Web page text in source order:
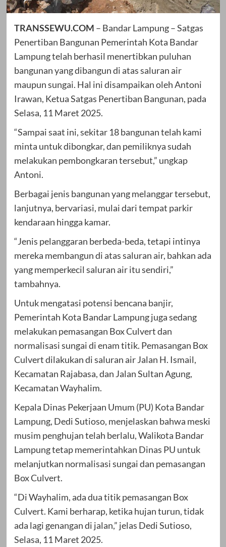
TRANSSEWU.COM – Bandar Lampung – Satgas
Penertiban Bangunan Pemerintah Kota Bandar
Lampung telah berhasil menertibkan puluhan
bangunan yang dibangun di atas saluran air
maupun sungai. Hal ini disampaikan oleh Antoni
Irawan, Ketua Satgas Penertiban Bangunan, pada
Selasa, 11 Maret 2025.
“Sampai saat ini, sekitar 18 bangunan telah kami
minta untuk dibongkar, dan pemiliknya sudah
melakukan pembongkaran tersebut,” ungkap
Antoni.
Berbagai jenis bangunan yang melanggar tersebut,
lanjutnya, bervariasi, mulai dari tempat parkir
kendaraan hingga kamar.
“Jenis pelanggaran berbeda-beda, tetapi intinya
mereka membangun di atas saluran air, bahkan ada
yang memperkecil saluran air itu sendiri,”
tambahnya.
Untuk mengatasi potensi bencana banjir,
Pemerintah Kota Bandar Lampung juga sedang
melakukan pemasangan Box Culvert dan
normalisasi sungai di enam titik. Pemasangan Box
Culvert dilakukan di saluran air Jalan H. Ismail,
Kecamatan Rajabasa, dan Jalan Sultan Agung,
Kecamatan Wayhalim.
Kepala Dinas Pekerjaan Umum (PU) Kota Bandar
Lampung, Dedi Sutioso, menjelaskan bahwa meski
musim penghujan telah berlalu, Walikota Bandar
Lampung tetap memerintahkan Dinas PU untuk
melanjutkan normalisasi sungai dan pemasangan
Box Culvert.
“Di Wayhalim, ada dua titik pemasangan Box
Culvert. Kami berharap, ketika hujan turun, tidak
ada lagi genangan di jalan,” jelas Dedi Sutioso,
Selasa, 11 Maret 2025.